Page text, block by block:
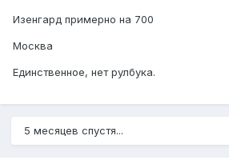
Изенгард примерно на 700
Москва
Единственное, нет рулбука.
5 месяцев спустя...